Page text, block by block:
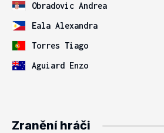
Obradovic Andrea
Eala Alexandra
Torres Tiago
Aguiard Enzo
Zranění hráči